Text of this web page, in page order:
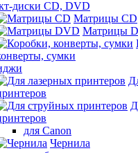
диски CD, DVD
Матрицы CD
Матрицы
сумки
для Canon
Чернила